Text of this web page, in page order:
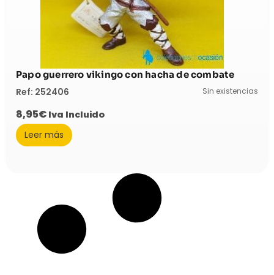
Papo guerrero vikingo con hacha de combate
Ref: 252406 Sin existencias
8,95€ Iva Incluido
Leer más